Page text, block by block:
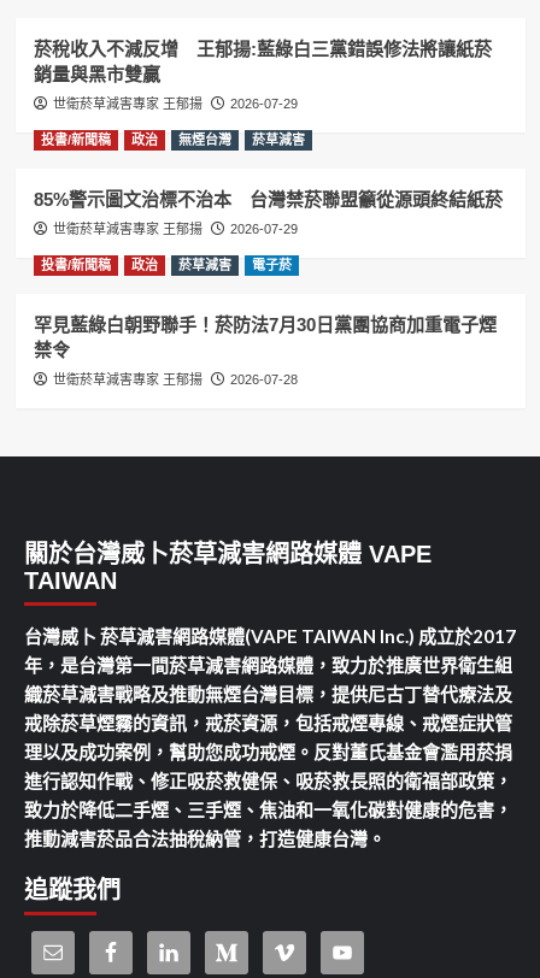
菸稅收入不減反增 王郁揚:藍綠白三黨錯誤修法將讓紙菸
銷量與黑市雙贏
世衛菸草減害專家 王郁揚 2026-07-29
投書/新聞稿 政治 無煙台灣 菸草減害
85%警示圖文治標不治本 台灣禁菸聯盟籲從源頭終結紙菸
世衛菸草減害專家 王郁揚 2026-07-29
投書/新聞稿 政治 菸草減害 電子菸
罕見藍綠白朝野聯手！菸防法7月30日黨團協商加重電子煙
禁令
世衛菸草減害專家 王郁揚 2026-07-28
關於台灣威卜菸草減害網路媒體 VAPE
TAIWAN
台灣威卜 菸草減害網路媒體(VAPE TAIWAN Inc.) 成立於2017
年，是台灣第一間菸草減害網路媒體，致力於推廣世界衛生組
織菸草減害戰略及推動無煙台灣目標，提供尼古丁替代療法及
戒除菸草煙霧的資訊，戒菸資源，包括戒煙專線、戒煙症狀管
理以及成功案例，幫助您成功戒煙。反對董氏基金會濫用菸捐
進行認知作戰、修正吸菸救健保、吸菸救長照的衛福部政策，
致力於降低二手煙、三手煙、焦油和一氧化碳對健康的危害，
推動減害菸品合法抽稅納管，打造健康台灣。
追蹤我們